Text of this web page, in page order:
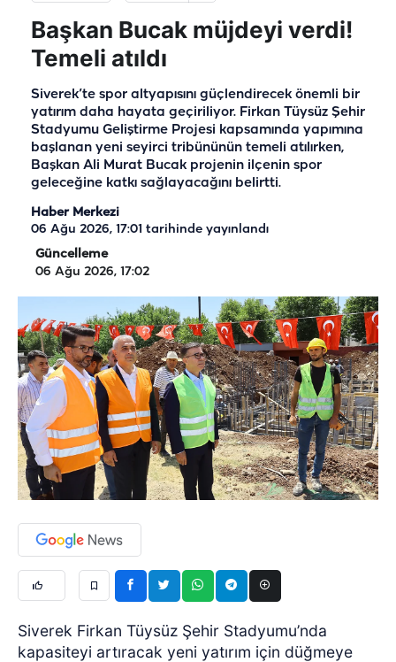
Başkan Bucak müjdeyi verdi!
Temeli atıldı
Siverek’te spor altyapısını güçlendirecek önemli bir
yatırım daha hayata geçiriliyor. Firkan Tüysüz Şehir
Stadyumu Geliştirme Projesi kapsamında yapımına
başlanan yeni seyirci tribününün temeli atılırken,
Başkan Ali Murat Bucak projenin ilçenin spor
geleceğine katkı sağlayacağını belirtti.
Haber Merkezi
06 Ağu 2026, 17:01 tarihinde yayınlandı
Güncelleme
06 Ağu 2026, 17:02
Siverek Firkan Tüysüz Şehir Stadyumu’nda
kapasiteyi artıracak yeni yatırım için düğmeye